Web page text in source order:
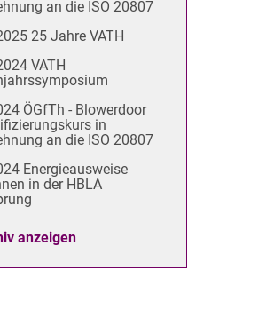
an die ISO 20807
25 Jahre VATH
VATH
ÖGfTh - Blowerdoor
in
an die ISO 20807
Energieausweise
in der HBLA
anzeigen